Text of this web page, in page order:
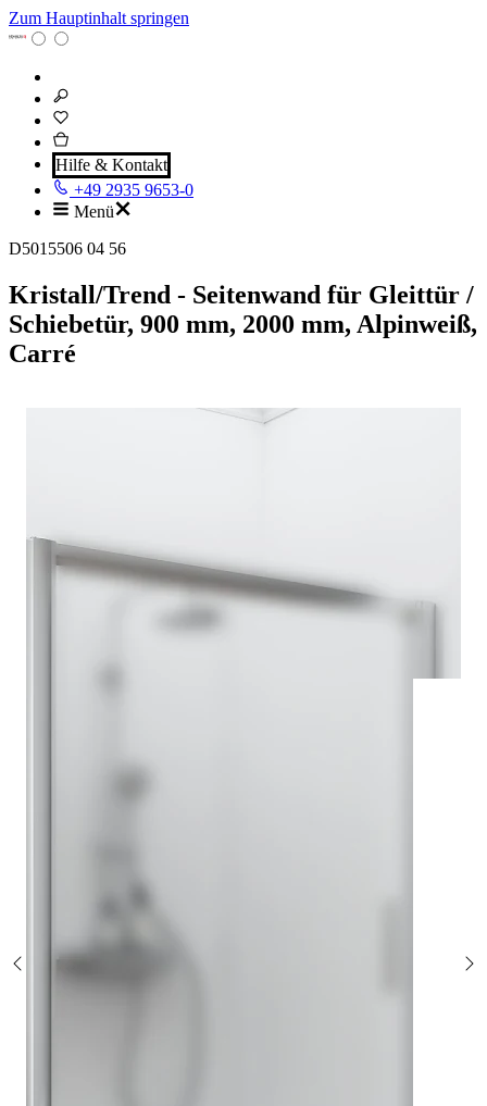
Zum Hauptinhalt springen
Hilfe & Kontakt
+49 2935 9653-0
Menü
D5015506 04 56
Kristall/Trend - Seitenwand für Gleittür /
Schiebetür, 900 mm, 2000 mm, Alpinweiß,
Carré